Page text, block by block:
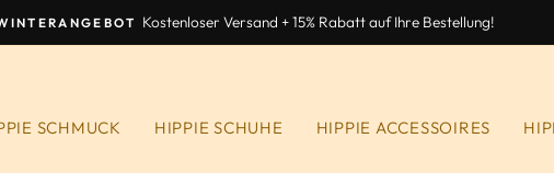
Kostenloser Versand + 15% Rabatt auf Ihre Bestellung!
SCHMUCK HIPPIE SCHUHE HIPPIE ACCESSOIRES